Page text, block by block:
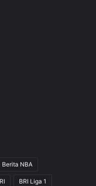
Berita NBA
BRI Liga 1